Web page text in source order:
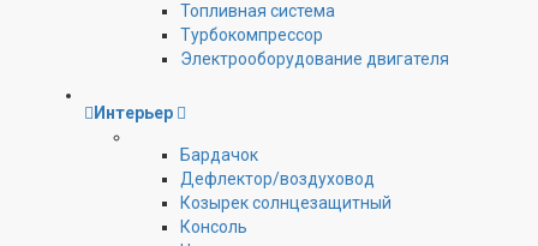
Топливная система
Турбокомпрессор
Электрооборудование двигателя
Интерьер
Бардачок
Дефлектор/воздуховод
Козырек солнцезащитный
Консоль